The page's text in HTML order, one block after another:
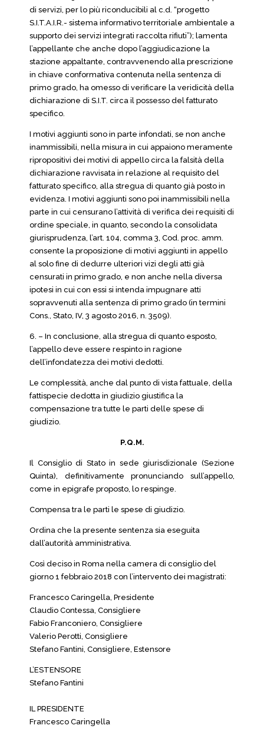
di servizi, per lo più riconducibili al c.d. “progetto
S.I.T.A.I.R.- sistema informativo territoriale ambientale a
supporto dei servizi integrati raccolta rifiuti”); lamenta
l’appellante che anche dopo l’aggiudicazione la
stazione appaltante, contravvenendo alla prescrizione
in chiave conformativa contenuta nella sentenza di
primo grado, ha omesso di verificare la veridicità della
dichiarazione di S.I.T. circa il possesso del fatturato
specifico.
I motivi aggiunti sono in parte infondati, se non anche
inammissibili, nella misura in cui appaiono meramente
ripropositivi dei motivi di appello circa la falsità della
dichiarazione ravvisata in relazione al requisito del
fatturato specifico, alla stregua di quanto già posto in
evidenza. I motivi aggiunti sono poi inammissibili nella
parte in cui censurano l’attività di verifica dei requisiti di
ordine speciale, in quanto, secondo la consolidata
giurisprudenza, l’art. 104, comma 3, Cod. proc. amm.
consente la proposizione di motivi aggiunti in appello
al solo fine di dedurre ulteriori vizi degli atti già
censurati in primo grado, e non anche nella diversa
ipotesi in cui con essi si intenda impugnare atti
sopravvenuti alla sentenza di primo grado (in termini
Cons., Stato, IV, 3 agosto 2016, n. 3509).
6. – In conclusione, alla stregua di quanto esposto,
l’appello deve essere respinto in ragione
dell’infondatezza dei motivi dedotti.
Le complessità, anche dal punto di vista fattuale, della
fattispecie dedotta in giudizio giustifica la
compensazione tra tutte le parti delle spese di
giudizio.
P.Q.M.
Il Consiglio di Stato in sede giurisdizionale (Sezione
Quinta), definitivamente pronunciando sull’appello,
come in epigrafe proposto, lo respinge.
Compensa tra le parti le spese di giudizio.
Ordina che la presente sentenza sia eseguita
dall’autorità amministrativa.
Così deciso in Roma nella camera di consiglio del
giorno 1 febbraio 2018 con l’intervento dei magistrati:
Francesco Caringella, Presidente
Claudio Contessa, Consigliere
Fabio Franconiero, Consigliere
Valerio Perotti, Consigliere
Stefano Fantini, Consigliere, Estensore
L’ESTENSORE
Stefano Fantini
IL PRESIDENTE
Francesco Caringella